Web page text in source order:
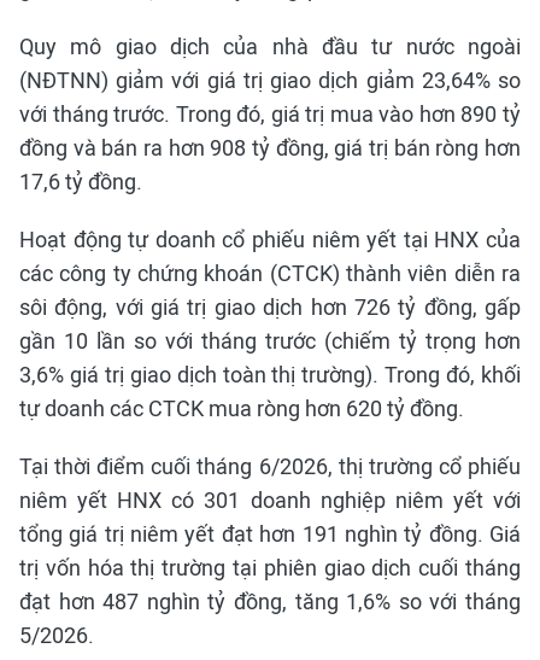
Quy mô giao dịch của nhà đầu tư nước ngoài
(NĐTNN) giảm với giá trị giao dịch giảm 23,64% so
với tháng trước. Trong đó, giá trị mua vào hơn 890 tỷ
đồng và bán ra hơn 908 tỷ đồng, giá trị bán ròng hơn
17,6 tỷ đồng.
Hoạt động tự doanh cổ phiếu niêm yết tại HNX của
các công ty chứng khoán (CTCK) thành viên diễn ra
sôi động, với giá trị giao dịch hơn 726 tỷ đồng, gấp
gần 10 lần so với tháng trước (chiếm tỷ trọng hơn
3,6% giá trị giao dịch toàn thị trường). Trong đó, khối
tự doanh các CTCK mua ròng hơn 620 tỷ đồng.
Tại thời điểm cuối tháng 6/2026, thị trường cổ phiếu
niêm yết HNX có 301 doanh nghiệp niêm yết với
tổng giá trị niêm yết đạt hơn 191 nghìn tỷ đồng. Giá
trị vốn hóa thị trường tại phiên giao dịch cuối tháng
đạt hơn 487 nghìn tỷ đồng, tăng 1,6% so với tháng
5/2026.